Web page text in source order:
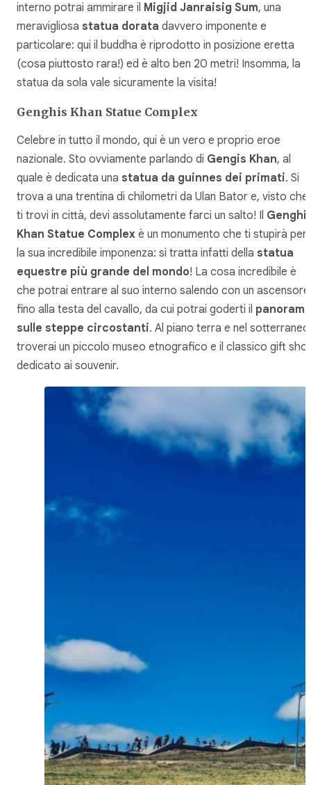
interno potrai ammirare il Migjid Janraisig Sum, una
meravigliosa statua dorata davvero imponente e
particolare: qui il buddha è riprodotto in posizione eretta
(cosa piuttosto rara!) ed è alto ben 20 metri! Insomma, la
statua da sola vale sicuramente la visita!
Genghis Khan Statue Complex
Celebre in tutto il mondo, qui è un vero e proprio eroe
nazionale. Sto ovviamente parlando di Gengis Khan, al
quale è dedicata una statua da guinnes dei primati. Si
trova a una trentina di chilometri da Ulan Bator e, visto che
ti trovi in città, devi assolutamente farci un salto! Il
Khan Statue Complex è un monumento che ti stupirà per
la sua incredibile imponenza: si tratta infatti della statua
equestre più grande del mondo! La cosa incredibile è
che potrai entrare al suo interno salendo con un ascensore
fino alla testa del cavallo, da cui potrai goderti il panorama
sulle steppe circostanti. Al piano terra e nel sotterraneo
troverai un piccolo museo etnografico e il classico gift
dedicato ai souvenir.